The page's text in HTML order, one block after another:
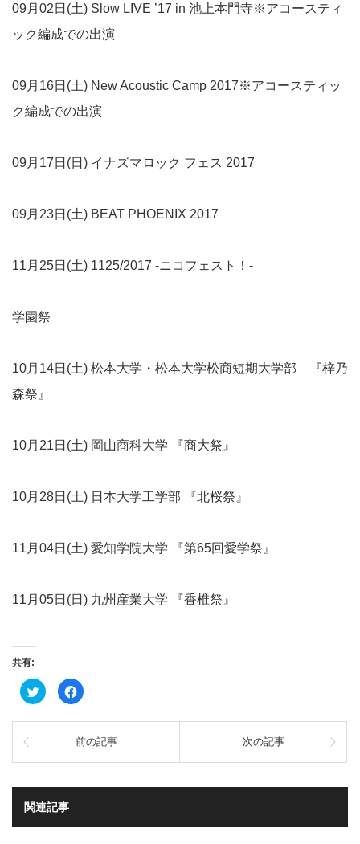
09月02日(土) Slow LIVE ’17 in 池上本門寺※アコースティ
ック編成での出演
09月16日(土) New Acoustic Camp 2017※アコースティッ
ク編成での出演
09月17日(日) イナズマロック フェス 2017
09月23日(土) BEAT PHOENIX 2017
11月25日(土) 1125/2017 -ニコフェスト！-
学園祭
10月14日(土) 松本大学・松本大学松商短期大学部 『梓乃
森祭』
10月21日(土) 岡山商科大学 『商大祭』
10月28日(土) 日本大学工学部 『北桜祭』
11月04日(土) 愛知学院大学 『第65回愛学祭』
11月05日(日) 九州産業大学 『香椎祭』
共有:
ク
リ
共
(新
い
ウ
Facebook
で
る
に
ク
ッ
前の記事 次の記事
関連記事